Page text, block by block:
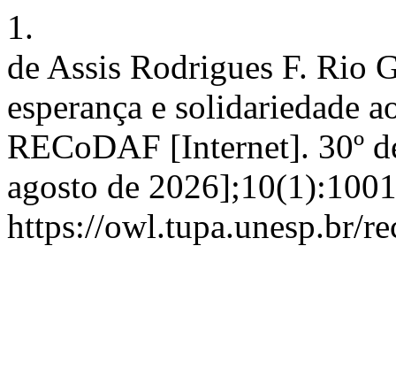
1.
de Assis Rodrigues F. Rio
esperança e solidariedade
RECoDAF [Internet]. 30º
agosto de
https://owl.tupa.unesp.br/